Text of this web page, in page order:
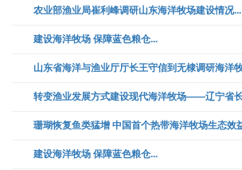
农业部渔业局崔利峰调研山东海洋牧场建设情况...
建设海洋牧场 保障蓝色粮仓...
建设海洋牧场 保障蓝色粮仓...